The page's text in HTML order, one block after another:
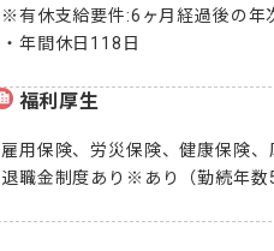
※有休支給要件:6ヶ月経過後の年
・年間休日118日
福利厚生
雇用保険、労災保険、健康保険、
退職金制度あり※あり（勤続年数